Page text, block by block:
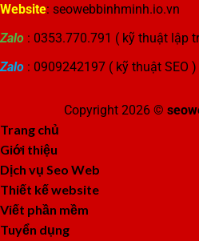
Website: seowebbinhminh.io.vn
Zalo : 0353.770.791 ( kỹ thuật lập
Zalo : 0909242197 ( kỹ thuật SEO )
Copyright 2026 ©
Trang chủ
Giới thiệu
Dịch vụ Seo Web
Thiết kế website
Viết phần mềm
Tuyển dụng